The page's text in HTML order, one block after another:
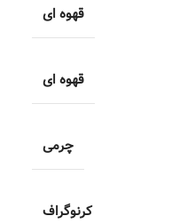
قهوه ای
قهوه ای
چرمی
کرنوگراف